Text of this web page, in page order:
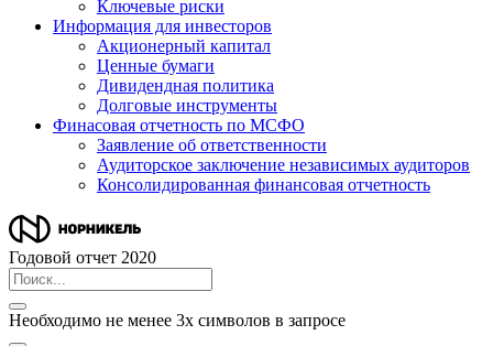
Ключевые риски
Информация для инвесторов
Акционерный капитал
Ценные бумаги
Дивидендная политика
Долговые инструменты
Финасовая отчетность по МСФО
Заявление об ответственности
Аудиторское заключение независимых аудиторов
Консолидированная финансовая отчетность
Годовой отчет 2020
Необходимо не менее 3х символов в запросе